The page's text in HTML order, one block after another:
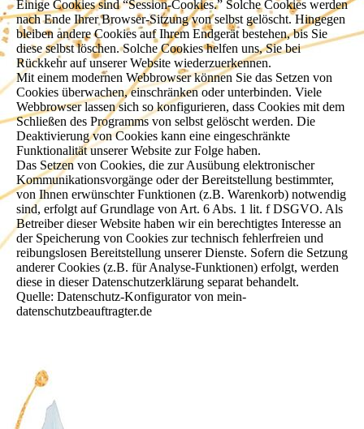
Einige Cookies sind “Session-Cookies.” Solche Cookies werden
nach Ende Ihrer Browser-Sitzung von selbst gelöscht. Hingegen
bleiben andere Cookies auf Ihrem Endgerät bestehen, bis Sie
diese selbst löschen. Solche Cookies helfen uns, Sie bei
Rückkehr auf unserer Website wiederzuerkennen.
Mit einem modernen Webbrowser können Sie das Setzen von
Cookies überwachen, einschränken oder unterbinden. Viele
Webbrowser lassen sich so konfigurieren, dass Cookies mit dem
Schließen des Programms von selbst gelöscht werden. Die
Deaktivierung von Cookies kann eine eingeschränkte
Funktionalität unserer Website zur Folge haben.
Das Setzen von Cookies, die zur Ausübung elektronischer
Kommunikationsvorgänge oder der Bereitstellung bestimmter,
von Ihnen erwünschter Funktionen (z.B. Warenkorb) notwendig
sind, erfolgt auf Grundlage von Art. 6 Abs. 1 lit. f DSGVO. Als
Betreiber dieser Website haben wir ein berechtigtes Interesse an
der Speicherung von Cookies zur technisch fehlerfreien und
reibungslosen Bereitstellung unserer Dienste. Sofern die Setzung
anderer Cookies (z.B. für Analyse-Funktionen) erfolgt, werden
diese in dieser Datenschutzerklärung separat behandelt.
Quelle: Datenschutz-Konfigurator von mein-
datenschutzbeauftragter.de